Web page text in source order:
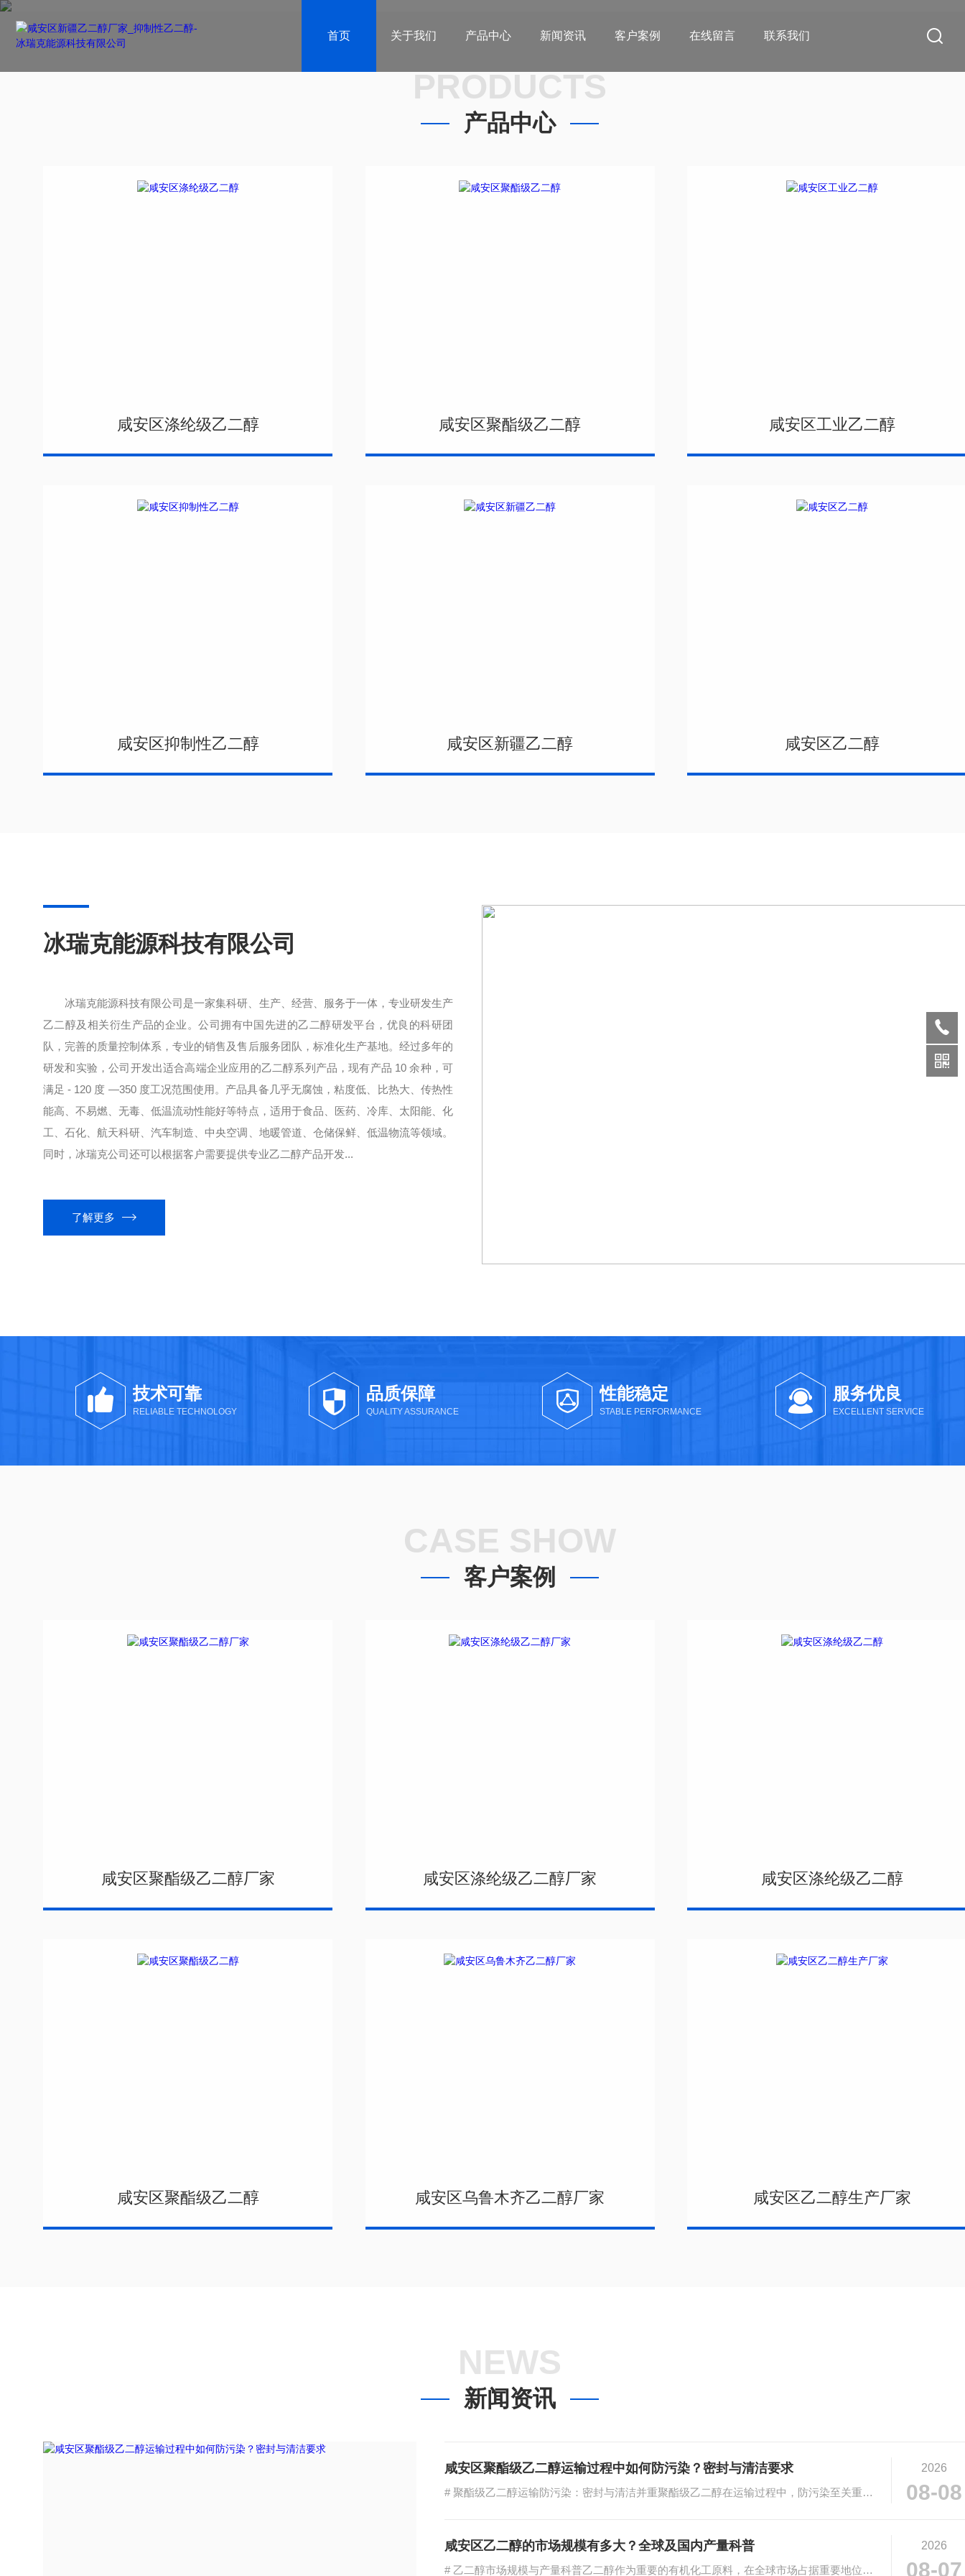
首页 关于我们 产品中心 新闻资讯 客户案例 在线留言 联系我们
PRODUCTS
产品中心
咸安区涤纶级乙二醇 咸安区聚酯级乙二醇 咸安区工业乙二醇
咸安区抑制性乙二醇 咸安区新疆乙二醇 咸安区乙二醇
冰瑞克能源科技有限公司
冰瑞克能源科技有限公司是一家集科研、生产、经营、服务于一体，专业研发生产
乙二醇及相关衍生产品的企业。公司拥有中国先进的乙二醇研发平台，优良的科研团
队，完善的质量控制体系，专业的销售及售后服务团队，标准化生产基地。经过多年的
研发和实验，公司开发出适合高端企业应用的乙二醇系列产品，现有产品 10 余种，可
满足 - 120 度 —350 度工况范围使用。产品具备几乎无腐蚀，粘度低、比热大、传热性
能高、不易燃、无毒、低温流动性能好等特点，适用于食品、医药、冷库、太阳能、化
工、石化、航天科研、汽车制造、中央空调、地暖管道、仓储保鲜、低温物流等领域。
同时，冰瑞克公司还可以根据客户需要提供专业乙二醇产品开发...
了解更多
技术可靠
RELIABLE TECHNOLOGY
品质保障
QUALITY ASSURANCE
性能稳定
STABLE PERFORMANCE
服务优良
EXCELLENT SERVICE
CASE SHOW
客户案例
咸安区聚酯级乙二醇厂家 咸安区涤纶级乙二醇厂家 咸安区涤纶级乙二醇
咸安区聚酯级乙二醇 咸安区乌鲁木齐乙二醇厂家 咸安区乙二醇生产厂家
NEWS
新闻资讯
咸安区聚酯级乙二醇运输过程中如何防污染？密封与清洁要求
# 聚酯级乙二醇运输防污染：密封与清洁并重聚酯级乙二醇在运输过程中，防污染至关重要···
2026
08-08
咸安区乙二醇的市场规模有多大？全球及国内产量科普
# 乙二醇市场规模与产量科普乙二醇作为重要的有机化工原料，在全球市场占据重要地位。···
2026
08-07